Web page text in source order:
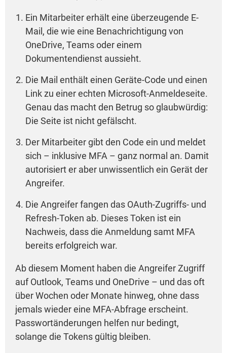
Ein Mitarbeiter erhält eine überzeugende E-
Mail, die wie eine Benachrichtigung von
OneDrive, Teams oder einem
Dokumentendienst aussieht.
Die Mail enthält einen Geräte-Code und einen
Link zu einer echten Microsoft-Anmeldeseite.
Genau das macht den Betrug so glaubwürdig:
Die Seite ist nicht gefälscht.
Der Mitarbeiter gibt den Code ein und meldet
sich – inklusive MFA – ganz normal an. Damit
autorisiert er aber unwissentlich ein Gerät der
Angreifer.
Die Angreifer fangen das OAuth-Zugriffs- und
Refresh-Token ab. Dieses Token ist ein
Nachweis, dass die Anmeldung samt MFA
bereits erfolgreich war.
Ab diesem Moment haben die Angreifer Zugriff
auf Outlook, Teams und OneDrive – und das oft
über Wochen oder Monate hinweg, ohne dass
jemals wieder eine MFA-Abfrage erscheint.
Passwortänderungen helfen nur bedingt,
solange die Tokens gültig bleiben.